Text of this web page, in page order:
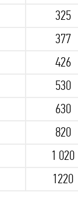
325
377
426
530
630
820
1 020
1220